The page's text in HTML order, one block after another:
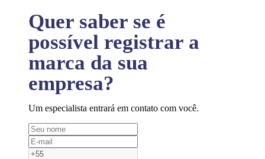
Quer saber se é
possível registrar a
marca da sua
empresa?
Um especialista entrará em contato com você.